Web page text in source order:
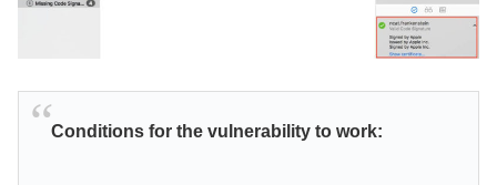
Conditions for the vulnerability to work: